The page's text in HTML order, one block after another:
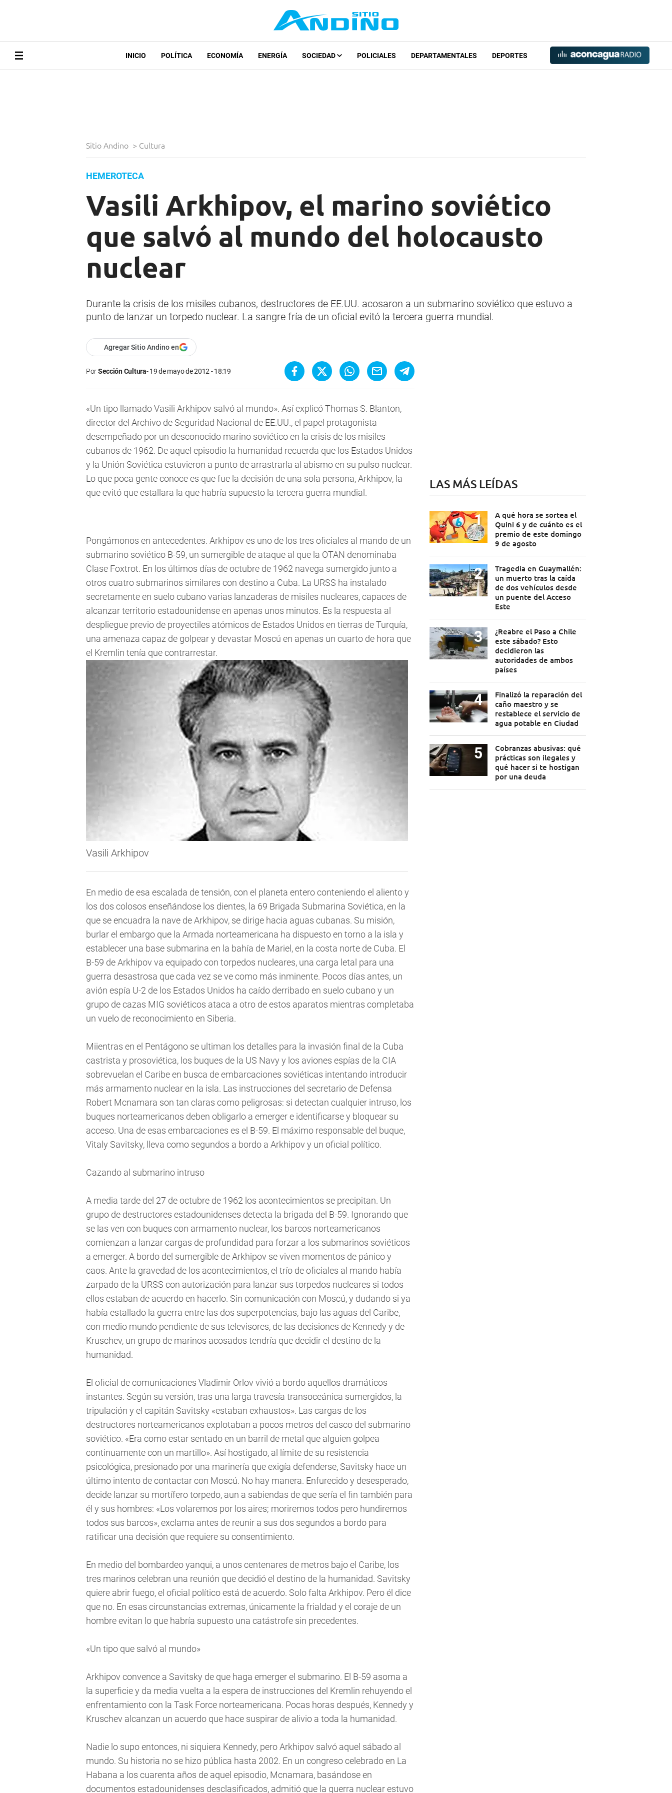
INICIO POLÍTICA ECONOMÍA ENERGÍA SOCIEDAD POLICIALES DEPARTAMENTALES DEPORTES
Sitio Andino > Cultura
HEMEROTECA
Vasili Arkhipov, el marino soviético
que salvó al mundo del holocausto
nuclear
Durante la crisis de los misiles cubanos, destructores de EE.UU. acosaron a un submarino soviético que estuvo a
punto de lanzar un torpedo nuclear. La sangre fría de un oficial evitó la tercera guerra mundial.
Agregar Sitio Andino en
PorSección Cultura 19 de mayo de 2012 - 18:19
«Un tipo llamadoVasili Arkhipov salvó al mundo». Así explicó Thomas S. Blanton,
director del Archivo de Seguridad Nacional de EE.UU., el papel protagonista
desempeñado por un desconocido marino soviético en la crisis de los misiles
cubanos de 1962. De aquel episodio la humanidad recuerda que los Estados Unidos
y la Unión Soviética estuvieron a punto de arrastrarla al abismo en su pulso nuclear.
Lo que poca gente conoce es que fue la decisión de una sola persona, Arkhipov, la
que evitó que estallara la que habría supuesto la tercera guerra mundial.
Pongámonos en antecedentes. Arkhipov es uno de los tres oficiales al mando de un
submarino soviético B-59, un sumergible de ataque al que la OTAN denominaba
Clase Foxtrot. En los últimos días de octubre de 1962 navega sumergido junto a
otros cuatro submarinos similares con destino a Cuba. La URSS ha instalado
secretamente en suelo cubano varias lanzaderas de misiles nucleares, capaces de
alcanzar territorio estadounidense en apenas unos minutos. Es la respuesta al
despliegue previo de proyectiles atómicos de Estados Unidos en tierras de Turquía,
una amenaza capaz de golpear y devastar Moscú en apenas un cuarto de hora que
el Kremlin tenía que contrarrestar.
Vasili Arkhipov
En medio de esa escalada de tensión, con el planeta entero conteniendo el aliento y
los dos colosos enseñándose los dientes, la 69 Brigada Submarina Soviética, en la
que se encuadra la nave de Arkhipov, se dirige hacia aguas cubanas. Su misión,
burlar el embargo que la Armada norteamericana ha dispuesto en torno a la isla y
establecer una base submarina en la bahía de Mariel, en la costa norte de Cuba. El
B-59 de Arkhipov va equipado con torpedos nucleares, una carga letal para una
guerra desastrosa que cada vez se ve como más inminente. Pocos días antes, un
avión espía U-2 de los Estados Unidos ha caído derribado en suelo cubano y un
grupo de cazas MIG soviéticos ataca a otro de estos aparatos mientras completaba
un vuelo de reconocimiento en Siberia.
Miientras en el Pentágono se ultiman los detalles para la invasión final de la Cuba
castrista y prosoviética, los buques de la US Navy y los aviones espías de la CIA
sobrevuelan el Caribe en busca de embarcaciones soviéticas intentando introducir
más armamento nuclear en la isla. Las instrucciones del secretario de Defensa
Robert Mcnamara son tan claras como peligrosas: si detectan cualquier intruso, los
buques norteamericanos deben obligarlo a emerger e identificarse y bloquear su
acceso. Una de esas embarcaciones es el B-59. El máximo responsable del buque,
Vitaly Savitsky, lleva como segundos a bordo a Arkhipov y un oficial político.
Cazando al submarino intruso
A media tarde del 27 de octubre de 1962 los acontecimientos se precipitan. Un
grupo de destructores estadounidenses detecta la brigada del B-59. Ignorando que
se las ven con buques con armamento nuclear, los barcos norteamericanos
comienzan a lanzar cargas de profundidad para forzar a los submarinos soviéticos
a emerger. A bordo del sumergible de Arkhipov se viven momentos de pánico y
caos. Ante la gravedad de los acontecimientos, el trío de oficiales al mando había
zarpado de la URSS con autorización para lanzar sus torpedos nucleares si todos
ellos estaban de acuerdo en hacerlo. Sin comunicación con Moscú, y dudando si ya
había estallado la guerra entre las dos superpotencias, bajo las aguas del Caribe,
con medio mundo pendiente de sus televisores, de las decisiones de Kennedy y de
Kruschev, un grupo de marinos acosados tendría que decidir el destino de la
humanidad.
El oficial de comunicaciones Vladimir Orlov vivió a bordo aquellos dramáticos
instantes. Según su versión, tras una larga travesía transoceánica sumergidos, la
tripulación y el capitán Savitsky «estaban exhaustos». Las cargas de los
destructores norteamericanos explotaban a pocos metros del casco del submarino
soviético. «Era como estar sentado en un barril de metal que alguien golpea
continuamente con un martillo». Así hostigado, al límite de su resistencia
psicológica, presionado por una marinería que exigía defenderse, Savitsky hace un
último intento de contactar con Moscú. No hay manera. Enfurecido y desesperado,
decide lanzar su mortífero torpedo, aun a sabiendas de que sería el fin también para
él y sus hombres: «Los volaremos por los aires; moriremos todos pero hundiremos
todos sus barcos», exclama antes de reunir a sus dos segundos a bordo para
ratificar una decisión que requiere su consentimiento.
En medio del bombardeo yanqui, a unos centenares de metros bajo el Caribe, los
tres marinos celebran una reunión que decidió el destino de la humanidad. Savitsky
quiere abrir fuego, el oficial político está de acuerdo. Solo falta Arkhipov. Pero él dice
que no. En esas circunstancias extremas, únicamente la frialdad y el coraje de un
hombre evitan lo que habría supuesto una catástrofe sin precedentes.
«Un tipo que salvó al mundo»
Arkhipov convence a Savitsky de que haga emerger el submarino. El B-59 asoma a
la superficie y da media vuelta a la espera de instrucciones del Kremlin rehuyendo el
enfrentamiento con la Task Force norteamericana. Pocas horas después, Kennedy y
Kruschev alcanzan un acuerdo que hace suspirar de alivio a toda la humanidad.
Nadie lo supo entonces, ni siquiera Kennedy, pero Arkhipov salvó aquel sábado al
mundo. Su historia no se hizo pública hasta 2002. En un congreso celebrado en La
Habana a los cuarenta años de aquel episodio, Mcnamara, basándose en
documentos estadounidenses desclasificados, admitió que la guerra nuclear estuvo
LAS MÁS LEÍDAS
A qué hora se sortea el
Quini 6 y de cuánto es el
premio de este domingo
9 de agosto
Tragedia en Guaymallén:
un muerto tras la caída
de dos vehículos desde
un puente del Acceso
Este
¿Reabre el Paso a Chile
este sábado? Esto
decidieron las
autoridades de ambos
países
Finalizó la reparación del
caño maestro y se
restablece el servicio de
agua potable en Ciudad
Cobranzas abusivas: qué
prácticas son ilegales y
qué hacer si te hostigan
por una deuda